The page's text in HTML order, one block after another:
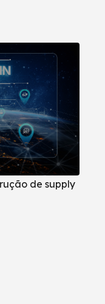
de supply